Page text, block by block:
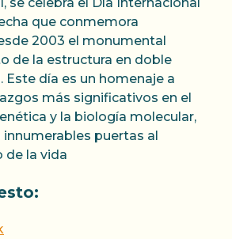
que conmemora
2003 el monumental
de la estructura en doble
Este día es un homenaje a
más significativos en el
y la biología molecular,
puertas al
de la vida